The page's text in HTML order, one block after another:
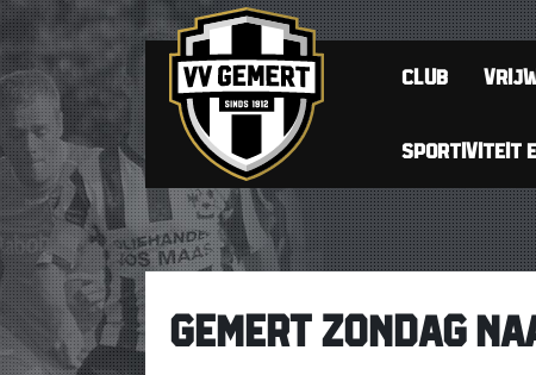
CLUB
SPORTIVITEIT
GEMERT ZONDAG